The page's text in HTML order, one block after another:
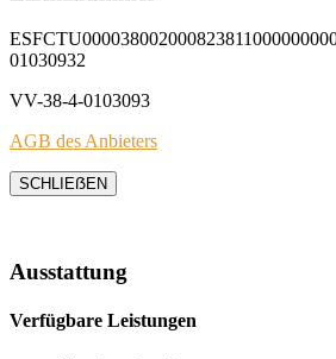
01030932
VV-38-4-0103093
AGB des Anbieters
SCHLIEẞEN
Ausstattung
Verfügbare Leistungen